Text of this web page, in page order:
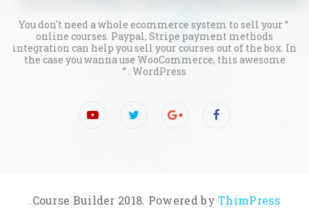
“ You don't need a whole ecommerce system to sell your
online courses. Paypal, Stripe payment methods
integration can help you sell your courses out of the box. In
the case you wanna use WooCommerce, this awesome
WordPress . ”
Course Builder 2018. Powered byThimPress.